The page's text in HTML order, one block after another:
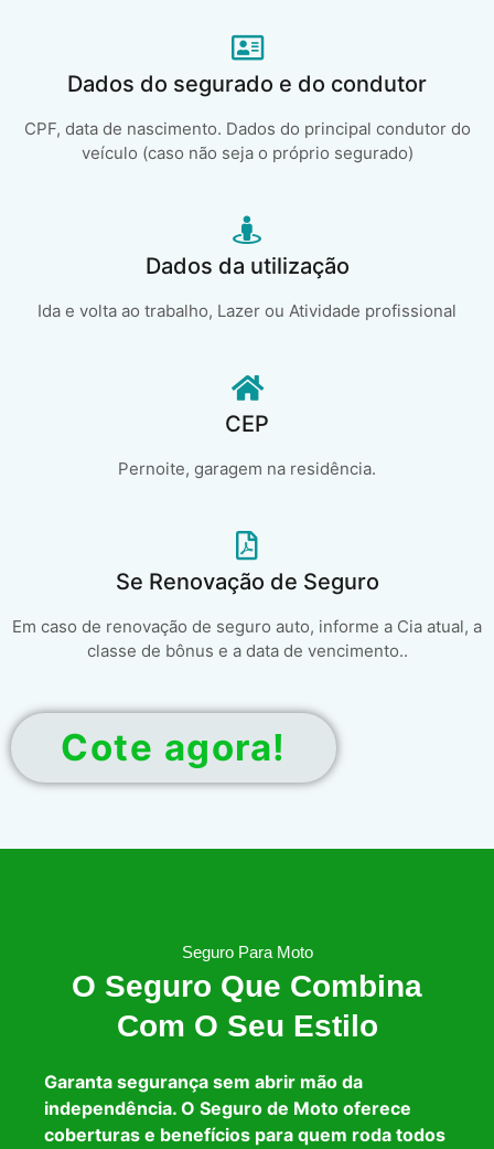
Dados do segurado e do condutor
CPF, data de nascimento. Dados do principal condutor do
veículo (caso não seja o próprio segurado)
Dados da utilização
Ida e volta ao trabalho, Lazer ou Atividade profissional
CEP
Pernoite, garagem na residência.
Se Renovação de Seguro
Em caso de renovação de seguro auto, informe a Cia atual, a
classe de bônus e a data de vencimento..
Cote agora!
Seguro Para Moto
O Seguro Que Combina
Com O Seu Estilo
Garanta segurança sem abrir mão da
independência. O Seguro de Moto oferece
coberturas e benefícios para quem roda todos